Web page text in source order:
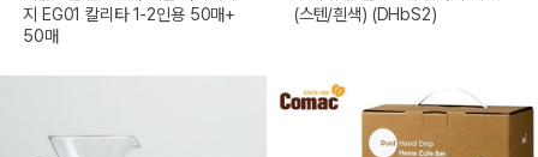
지 EG01 칼리타 1-2인용 50매+
50매
(스텐/흰색) (DHbS2)